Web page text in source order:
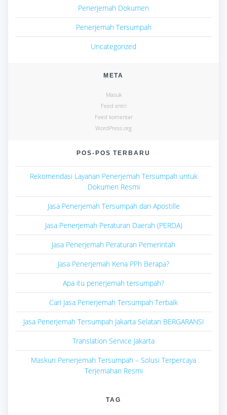
Penerjemah Dokumen
Penerjemah Tersumpah
Uncategorized
META
Masuk
Feed entri
Feed komentar
WordPress.org
POS-POS TERBARU
Rekomendasi Layanan Penerjemah Tersumpah untuk
Dokumen Resmi
Jasa Penerjemah Tersumpah dan Apostille
Jasa Penerjemah Peraturan Daerah (PERDA)
Jasa Penerjemah Peraturan Pemerintah
Jasa Penerjemah Kena PPh Berapa?
Apa itu penerjemah tersumpah?
Cari Jasa Penerjemah Tersumpah Terbaik
Jasa Penerjemah Tersumpah Jakarta Selatan BERGARANSI
Translation Service Jakarta
Maskuri Penerjemah Tersumpah – Solusi Terpercaya
Terjemahan Resmi
TAG